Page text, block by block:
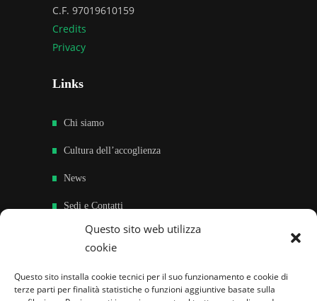
Questo sito web utilizza
cookie
Questo sito installa cookie tecnici per il suo funzionamento e cookie di
terze parti per finalità statistiche o funzioni aggiuntive basate sulla
C.F. 97019610159
Credits
Privacy
Links
Chi siamo
Cultura dell’accoglienza
News
Sedi e Contatti
Sostieni